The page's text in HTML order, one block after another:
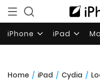
iPhone iPad
Home / iPad / Cydia /